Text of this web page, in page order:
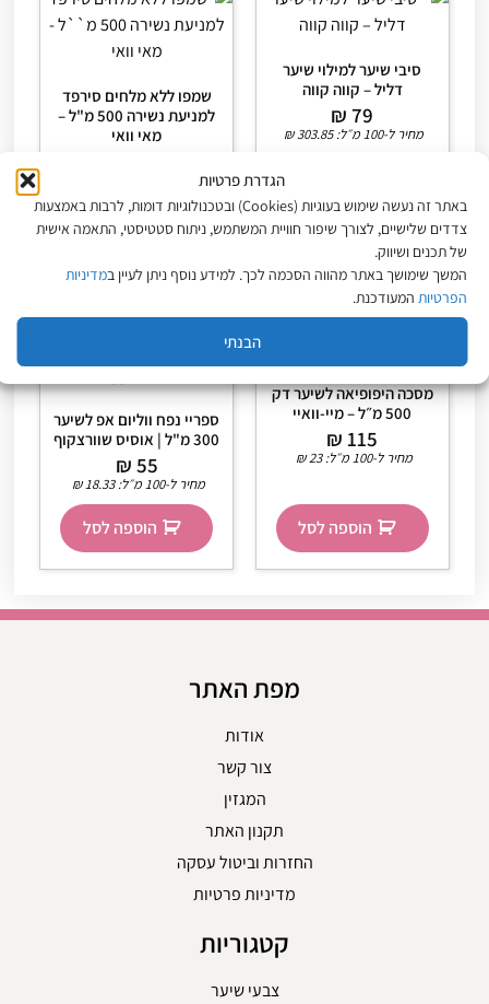
הגדרת פרטיות
באתר זה נעשה שימוש בעוגיות (Cookies) ובטכנולוגיות דומות, לרבות באמצעות
צדדים שלישיים, לצורך שיפור חוויית המשתמש, ניתוח סטטיסטי, התאמה אישית
של תכנים ושיווק.
המשך שימושך באתר מהווה הסכמה לכך. למידע נוסף ניתן לעיין במדיניות
הפרטיותהמעודכנת.
הבנתי
סיבי שיער למילוי שיער
דליל – קווה קווה
₪79
מחיר ל-100 מ״ל: ₪303.85
בחר אפשרויות
שמפו ללא מלחים סירפד
למניעת נשירה 500 מ"ל –
מאי וואי
מחיר ל-100 מ״ל:
הוספה לסל
מסכה היפופיאה לשיער דק
500 מ״ל – מיי-וואיי
₪115
מחיר ל-100 מ״ל: ₪23
הוספה לסל
ספריי נפח ווליום אפ לשיער
300 מ"ל | אוסיס שוורצקוף
₪55
מחיר ל-100 מ״ל: ₪18.33
הוספה לסל
מפת האתר
אודות
צור קשר
המגזין
תקנון האתר
החזרות וביטול עסקה
מדיניות פרטיות
קטגוריות
צבעי שיער